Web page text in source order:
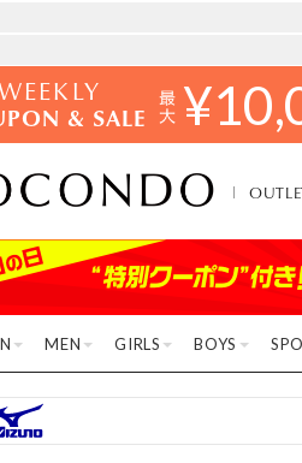
& SALE ¥
MEN GIRLS BOYS